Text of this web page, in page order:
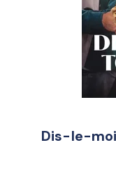
Dis-le-